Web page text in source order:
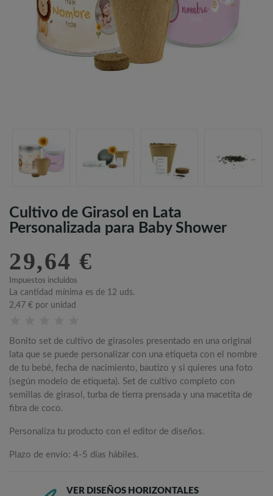
Cultivo de Girasol en Lata
Personalizada para Baby Shower
29,64 €
Impuestos incluidos
La cantidad mínima es de 12 uds.
2,47 € por unidad
Bonito set de cultivo de girasoles presentado en una original
lata que se puede personalizar con una etiqueta con el nombre
de tu bebé, fecha de nacimiento, bautizo y si quieres una foto
(según modelo de etiqueta). Set de cultivo completo con
semillas de girasol, turba de tierra prensada y una macetita de
fibra de coco.
Personaliza tu producto con el editor de diseños.
Plazo de envío: 4-5 días hábiles.
VER DISEÑOS HORIZONTALES